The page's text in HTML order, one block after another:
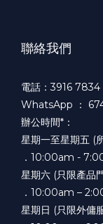
聯絡我們
電話：3916 7834
WhatsApp ：
辦公時間*：
星期一至星期五 (
．10:00am -
星期六 (只限產品
．10:00am –
星期日 (只限外傭